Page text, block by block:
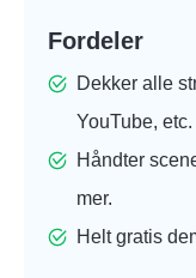
Fordeler
Dekker alle
YouTube, etc.
Håndter
mer.
Helt gratis